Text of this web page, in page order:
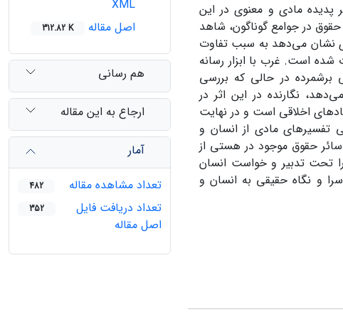
پدیده مادی و معنوی در این
حقوق در جوامع گوناگون، شاهد
نشان می‌دهد به سبب تفاوت
شده است. غرب با ابزار رسانه
برشمرده در حالی که بررسی
نگارنده در این اثر در
اخلاقی است و در نهایت
مادی از انسان و
حقوق موجود در هستی از
تحت تدبیر و خواست انسان
و نگاه حقیقی به انسان و
اصل مقاله
312.82 K
هم رسانی
ارجاع به این مقاله
آمار
تعداد مشاهده مقاله
482
تعداد دریافت فایل
اصل مقاله
352